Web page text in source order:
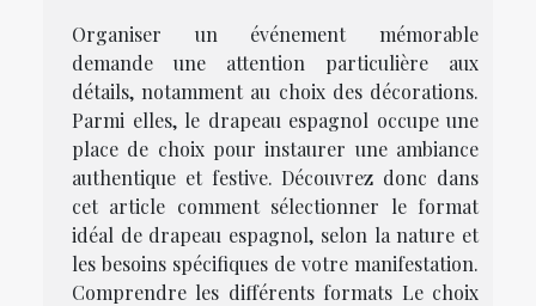
Organiser un événement mémorable
demande une attention particulière aux
détails, notamment au choix des décorations.
Parmi elles, le drapeau espagnol occupe une
place de choix pour instaurer une ambiance
authentique et festive. Découvrez donc dans
cet article comment sélectionner le format
idéal de drapeau espagnol, selon la nature et
les besoins spécifiques de votre manifestation.
Comprendre les différents formats Le choix